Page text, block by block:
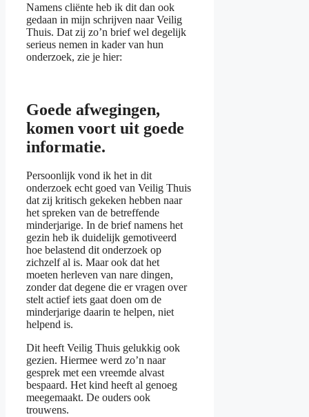
Namens cliënte heb ik dit dan ook
gedaan in mijn schrijven naar Veilig
Thuis. Dat zij zo’n brief wel degelijk
serieus nemen in kader van hun
onderzoek, zie je hier:
Goede afwegingen,
komen voort uit goede
informatie.
Persoonlijk vond ik het in dit
onderzoek echt goed van Veilig Thuis
dat zij kritisch gekeken hebben naar
het spreken van de betreffende
minderjarige. In de brief namens het
gezin heb ik duidelijk gemotiveerd
hoe belastend dit onderzoek op
zichzelf al is. Maar ook dat het
moeten herleven van nare dingen,
zonder dat degene die er vragen over
stelt actief iets gaat doen om de
minderjarige daarin te helpen, niet
helpend is.
Dit heeft Veilig Thuis gelukkig ook
gezien. Hiermee werd zo’n naar
gesprek met een vreemde alvast
bespaard. Het kind heeft al genoeg
meegemaakt. De ouders ook
trouwens.